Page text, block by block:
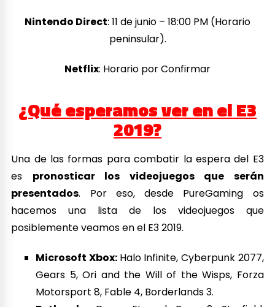
Nintendo Direct: 11 de junio – 18:00 PM (Horario
peninsular).
Netflix: Horario por Confirmar
¿Qué esperamos ver en el E3
2019?
Una de las formas para combatir la espera del E3
es pronosticar los videojuegos que serán
presentados. Por eso, desde PureGaming os
hacemos una lista de los videojuegos que
posiblemente veamos en el E3 2019.
Microsoft Xbox: Halo Infinite, Cyberpunk 2077,
Gears 5, Ori and the Will of the Wisps, Forza
Motorsport 8, Fable 4, Borderlands 3.